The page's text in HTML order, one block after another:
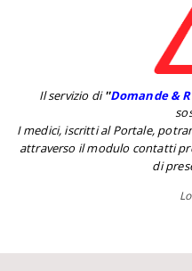
Il servizio di''Domande &
I medici, iscritti al Portale,
attraverso il modulo contatti
di